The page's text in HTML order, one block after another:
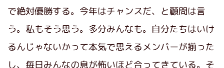
で絶対優勝する。今年はチャンスだ、と顧問は言
う。私もそう思う。多分みんなも。自分たちはいけ
るんじゃないかって本気で思えるメンバーが揃った
し、毎日みんなの息が怖いほど合ってきている。そ